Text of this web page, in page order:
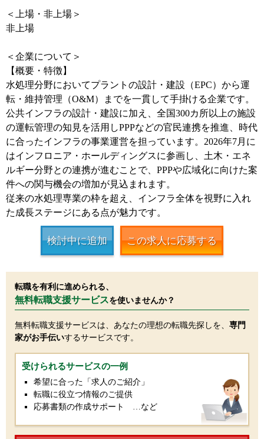
＜上場・非上場＞
非上場
＜企業について＞
【概要・特徴】
水処理分野においてプラントの設計・建設（EPC）から運
転・維持管理（O&M）までを一貫して手掛ける企業です。
公共インフラの設計・建設に加え、全国300カ所以上の施設
の運転管理の知見を活用しPPPなどの官民連携を推進、時代
に合ったインフラの事業運営を担っています。2026年7月に
はインフロニア・ホールディングスに参画し、土木・エネ
ルギー分野との連携が進むことで、PPPや広域化に向けた案
件への関与機会の増加が見込まれます。
従来の水処理専業の枠を超え、インフラ全体を視野に入れ
た成長ステージにある点が魅力です。
検討中に追加 この求人に応募する
転職を有利に進められる、
無料転職支援サービスを使いませんか？
無料転職支援サービスは、あなたの理想の転職先探しを、 専門
家がお手伝いするサービスです。
受けられるサービスの一例
希望に合った「求人のご紹介」
転職に役立つ情報のご提供
応募書類の作成サポート …など